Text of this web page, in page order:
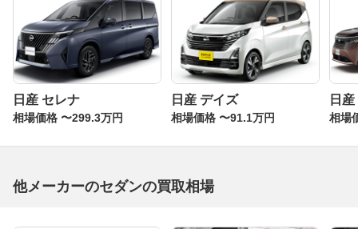
日産 セレナ
相場価格 〜299.3万円
日産 デイズ
相場価格 〜91.1万円
日
相場
他メーカーのセダンの買取相場